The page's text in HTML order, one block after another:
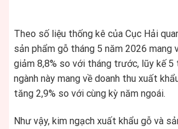
Theo số liệu thống kê của Cục Hải
sản phẩm gỗ tháng 5 năm 2026 mang
giảm 8,8% so với tháng trước, lũy kế 5
ngành này mang về doanh thu xuất
tăng 2,9% so với cùng kỳ năm ngoái.
Như vậy, kim ngạch xuất khẩu gỗ và